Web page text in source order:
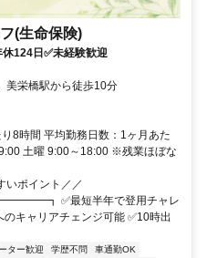
(生命保険)
124日✅未経験歓迎
美栄橋駅から徒歩10分
8時間 平均勤務日数：1ヶ月あた
土曜 9:00～18:00 ※残業ほぼな
いポイント／／
✅最短半年で登用チャレ
キャリアチェンジ可能 ✅10時出
ター歓迎 学歴不問
車通勤OK